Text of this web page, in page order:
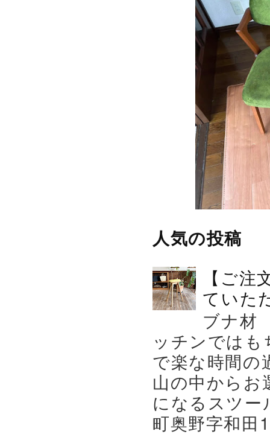
人気の投稿
【ご
ていた
ブナ材
ッチンでは
で楽な時間の
山の中から
になるスツー
町奥野字和